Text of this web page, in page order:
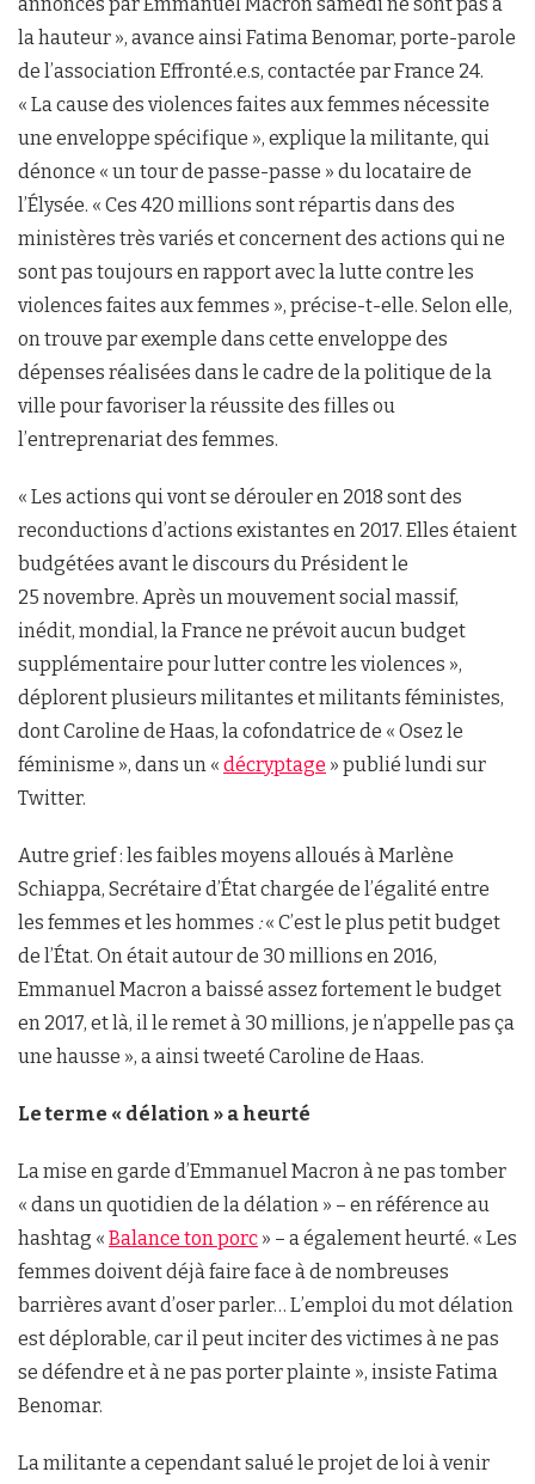
la hauteur », avance ainsi Fatima Benomar, porte-parole
de l’association Effronté.e.s, contactée par France 24.
« La cause des violences faites aux femmes nécessite
une enveloppe spécifique », explique la militante, qui
dénonce « un tour de passe-passe » du locataire de
l’Élysée. « Ces 420 millions sont répartis dans des
ministères très variés et concernent des actions qui ne
sont pas toujours en rapport avec la lutte contre les
violences faites aux femmes », précise-t-elle. Selon elle,
on trouve par exemple dans cette enveloppe des
dépenses réalisées dans le cadre de la politique de la
ville pour favoriser la réussite des filles ou
l’entreprenariat des femmes.
« Les actions qui vont se dérouler en 2018 sont des
reconductions d’actions existantes en 2017. Elles étaient
budgétées avant le discours du Président le
25 novembre. Après un mouvement social massif,
inédit, mondial, la France ne prévoit aucun budget
supplémentaire pour lutter contre les violences »,
déplorent plusieurs militantes et militants féministes,
dont Caroline de Haas, la cofondatrice de « Osez le
féminisme », dans un « décryptage » publié lundi sur
Twitter.
Autre grief : les faibles moyens alloués à Marlène
Schiappa, Secrétaire d’État chargée de l’égalité entre
les femmes et les hommes :« C’est le plus petit budget
de l’État. On était autour de 30 millions en 2016,
Emmanuel Macron a baissé assez fortement le budget
en 2017, et là, il le remet à 30 millions, je n’appelle pas ça
une hausse », a ainsi tweeté Caroline de Haas.
Le terme « délation » a heurté
La mise en garde d’Emmanuel Macron à ne pas tomber
« dans un quotidien de la délation » – en référence au
hashtag « Balance ton porc » – a également heurté. « Les
femmes doivent déjà faire face à de nombreuses
barrières avant d’oser parler… L’emploi du mot délation
est déplorable, car il peut inciter des victimes à ne pas
se défendre et à ne pas porter plainte », insiste Fatima
Benomar.
La militante a cependant salué le projet de loi à venir